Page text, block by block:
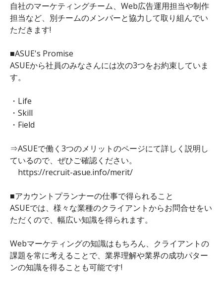
自社のマーケティングチーム、Web広告運用担当や制作
担当など、別チームのメンバーと協力して取り組んでい
ただきます!
■ASUE's Promise
ASUEから社員のみなさんには次の3つをお約束していま
す。
・Life
・Skill
・Field
⇒ASUEで働く3つのメリットのページにて詳しく説明し
ているので、ぜひご確認ください。
https://recruit-asue.info/merit/
■アカウントプランナーの仕事で得られること
ASUEでは、様々な業種のクライアントからお問合せをい
ただくので、幅広い知識を得られます。
Webマーケティングの知識はもちろん、クライアントの
課題を常に考えることで、業界理解や業界の成功パター
ンの知識を得ることも可能です!